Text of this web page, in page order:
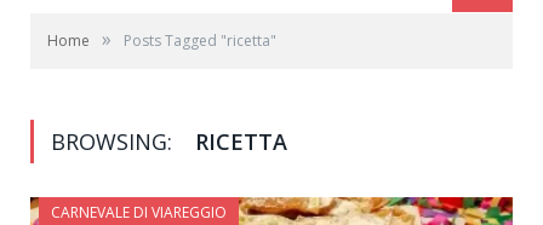
Home » Posts Tagged "ricetta"
BROWSING: RICETTA
CARNEVALE DI VIAREGGIO